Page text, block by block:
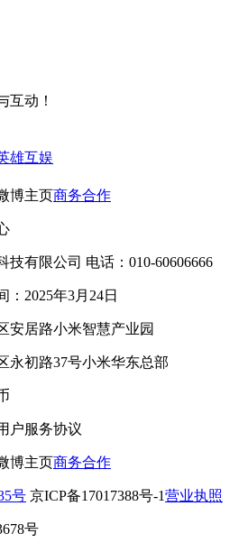
互动！
雄互娱
博主页商务合作
有限公司 电话：010-60606666
：2025年3月24日
安居路小米智慧产业园
永初路37号小米华东总部
户服务协议
博主页商务合作
号 京ICP备17017388号-1营业执照
号